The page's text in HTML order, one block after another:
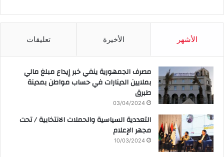
الأشهر الأخيرة تعليقات
مصرف الجمهورية ينفي خبر إيداع مبلغ مالي
بملايين الدينارات في حساب مواطن بمدينة
طبرق
03/04/2024
التعددية السياسية والحملات الانتخابية / تحت
مجهر الإعلام
10/03/2024